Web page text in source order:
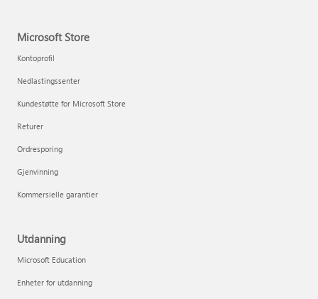
Microsoft Store
Kontoprofil
Nedlastingssenter
Kundestøtte for Microsoft Store
Returer
Ordresporing
Gjenvinning
Kommersielle garantier
Utdanning
Microsoft Education
Enheter for utdanning